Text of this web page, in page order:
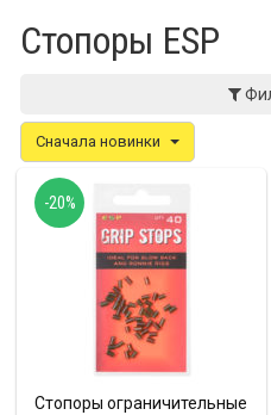
Стопоры ESP
Сначала новинки
Стопоры ограничительные
-20%